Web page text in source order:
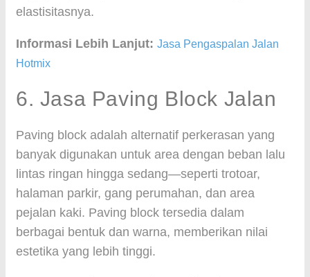
elastisitasnya.
Informasi Lebih Lanjut: Jasa Pengaspalan Jalan
Hotmix
6. Jasa Paving Block Jalan
Paving block adalah alternatif perkerasan yang
banyak digunakan untuk area dengan beban lalu
lintas ringan hingga sedang—seperti trotoar,
halaman parkir, gang perumahan, dan area
pejalan kaki. Paving block tersedia dalam
berbagai bentuk dan warna, memberikan nilai
estetika yang lebih tinggi.